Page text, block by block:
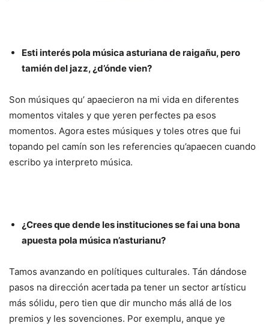
Esti interés pola música asturiana de raigañu, pero
tamién del jazz, ¿d’ónde vien?
Son músiques qu’ apaecieron na mi vida en diferentes
momentos vitales y que yeren perfectes pa esos
momentos. Agora estes músiques y toles otres que fui
topando pel camín son les referencies qu’apaecen cuando
escribo ya interpreto música.
¿Crees que dende les instituciones se fai una bona
apuesta pola música n’asturianu?
Tamos avanzando en polítiques culturales. Tán dándose
pasos na dirección acertada pa tener un sector artísticu
más sólidu, pero tien que dir muncho más allá de los
premios y les sovenciones. Por exemplu, anque ye